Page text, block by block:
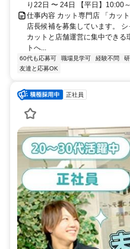
り22日 〜 24日 【平日】10:00
仕事内容 カット専門店 「カッ
店長候補を募集しています。
カットと店舗運営に集中できる
トへ...
60代も応募可 職場見学可 経験不問
友達と応募OK
正社員